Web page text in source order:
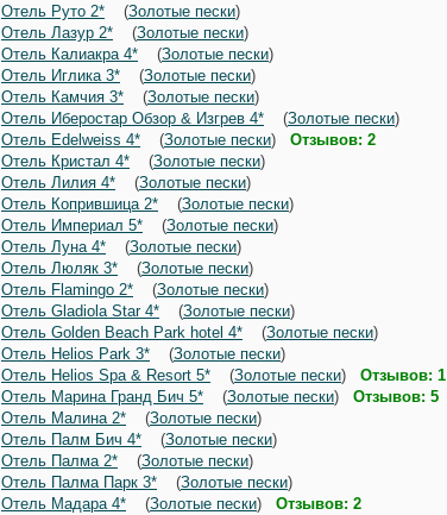
Отель Руто 2* (Золотые пески)
Отель Лазур 2* (Золотые пески)
Отель Калиакра 4* (Золотые пески)
Отель Иглика 3* (Золотые пески)
Отель Камчия 3* (Золотые пески)
Отель Иберостар Обзор & Изгрев 4* (Золотые пески)
Отель Edelweiss 4* (Золотые пески) Отзывов: 2
Отель Кристал 4* (Золотые пески)
Отель Лилия 4* (Золотые пески)
Отель Копрившица 2* (Золотые пески)
Отель Империал 5* (Золотые пески)
Отель Луна 4* (Золотые пески)
Отель Люляк 3* (Золотые пески)
Отель Flamingo 2* (Золотые пески)
Отель Gladiola Star 4* (Золотые пески)
Отель Golden Beach Park hotel 4* (Золотые пески)
Отель Helios Park 3* (Золотые пески)
Отель Helios Spa & Resort 5* (Золотые пески) Отзывов: 1
Отель Марина Гранд Бич 5* (Золотые пески) Отзывов: 5
Отель Малина 2* (Золотые пески)
Отель Палм Бич 4* (Золотые пески)
Отель Палма 2* (Золотые пески)
Отель Палма Парк 3* (Золотые пески)
Отель Мадара 4* (Золотые пески) Отзывов: 2